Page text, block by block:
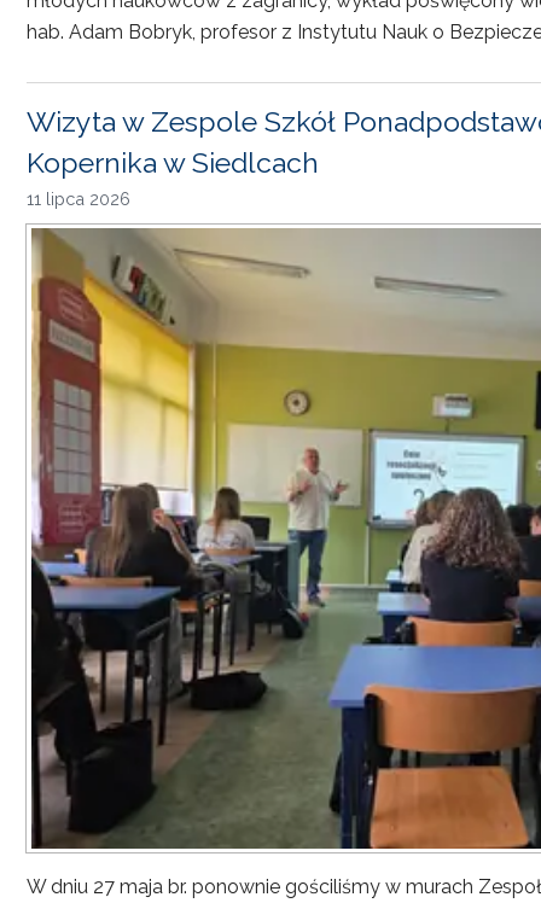
hab. Adam Bobryk, profesor z Instytutu Nauk o
Wizyta w Zespole Szkół
Kopernika w Siedlcach
11 lipca 2026
W dniu 27 maja br. ponownie gościliśmy w murach